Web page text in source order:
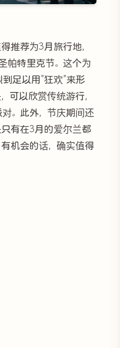
推荐为3月旅行地，
帕特里克节。这个为
足以用”狂欢”来形
可以欣赏传统游行，
。此外，节庆期间还
有在3月的爱尔兰都
机会的话，确实值得